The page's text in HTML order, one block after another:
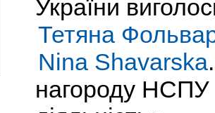
України
Тетяна
Nina Shavarska
нагороду НСПУ